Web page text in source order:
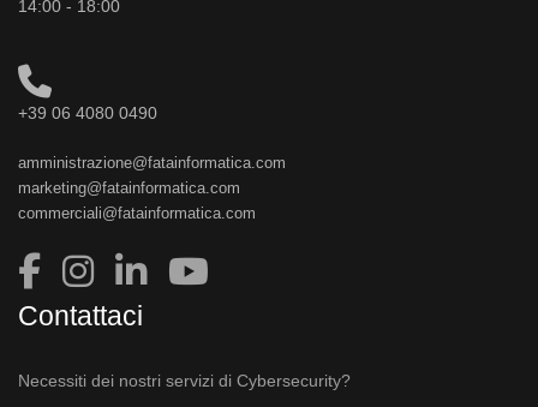
14:00 - 18:00
+39 06 4080 0490
amministrazione@fatainformatica.com
marketing@fatainformatica.com
commerciali@fatainformatica.com
Contattaci
Necessiti dei nostri servizi di Cybersecurity?